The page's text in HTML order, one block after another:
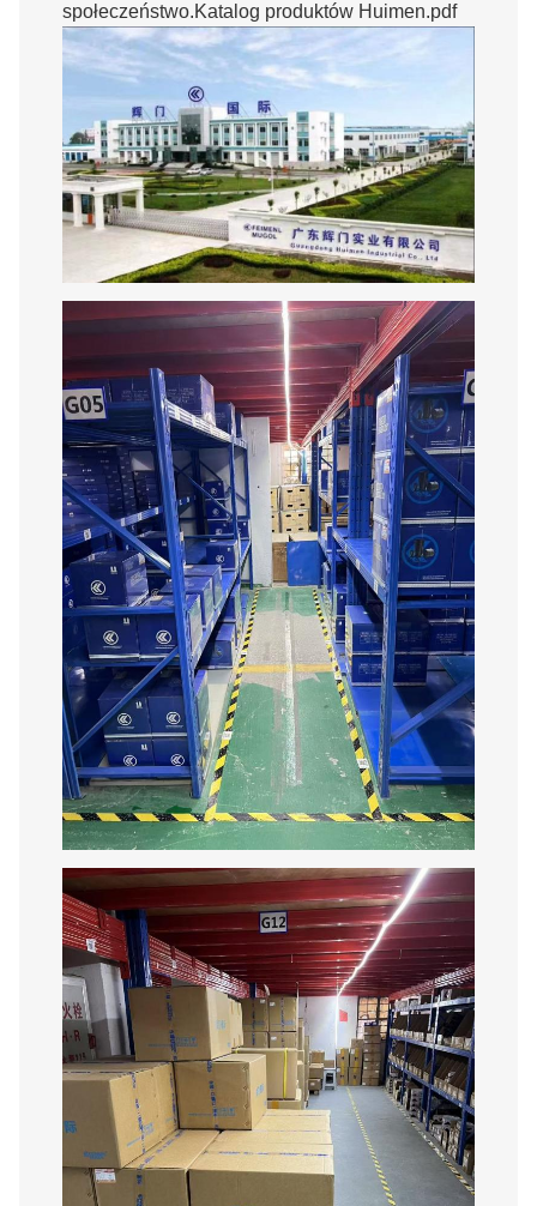
społeczeństwo.Katalog produktów Huimen.pdf